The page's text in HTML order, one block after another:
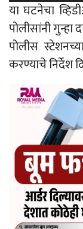
या घटनेचा
पोलीसांनी गुन्हा
पोलीस
करण्याचे निर्देश